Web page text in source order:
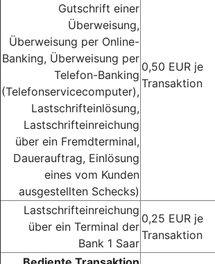
Gutschrift einer
Überweisung,
Überweisung per Online-
Banking, Überweisung per
Telefon-Banking
(Telefonservicecomputer),
Lastschrifteinlösung,
Lastschrifteinreichung
über ein Fremdterminal,
Dauerauftrag, Einlösung
eines vom Kunden
ausgestellten Schecks)
0,50 EUR je
Transaktion
Lastschrifteinreichung
über ein Terminal der
Bank 1 Saar
0,25 EUR je
Transaktion